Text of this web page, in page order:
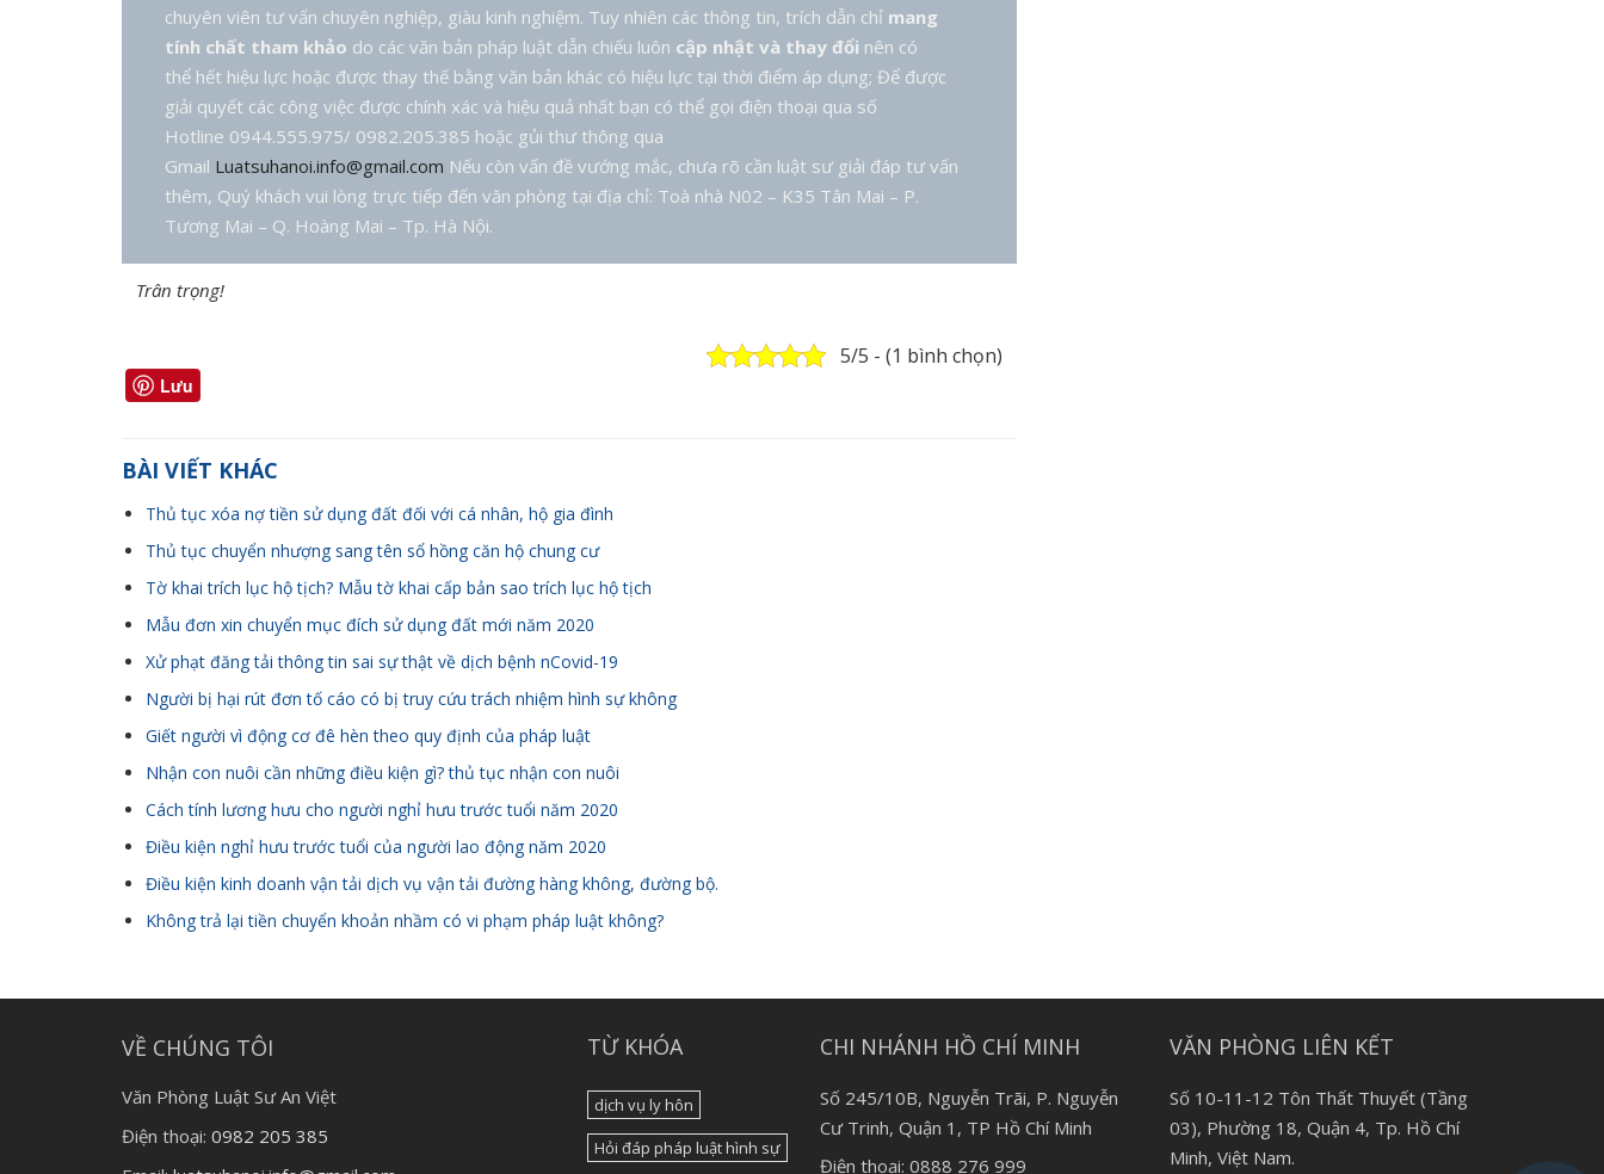
chuyên viên tư vấn chuyên nghiệp, giàu kinh nghiệm. Tuy nhiên các thông tin, trích dẫn chỉ mang
tính chất tham khảo do các văn bản pháp luật dẫn chiếu luôn cập nhật và thay đổi nên có
thể hết hiệu lực hoặc được thay thế bằng văn bản khác có hiệu lực tại thời điểm áp dụng; Để được
giải quyết các công việc được chính xác và hiệu quả nhất bạn có thể gọi điện thoại qua số
Hotline 0944.555.975/ 0982.205.385 hoặc gủi thư thông qua
Gmail Luatsuhanoi.info@gmail.com Nếu còn vấn đề vướng mắc, chưa rõ cần luật sư giải đáp tư vấn
thêm, Quý khách vui lòng trực tiếp đến văn phòng tại địa chỉ: Toà nhà N02 – K35 Tân Mai – P.
Tương Mai – Q. Hoàng Mai – Tp. Hà Nội.
Trân trọng!
5/5 - (1 bình chọn)
Lưu
BÀI VIẾT KHÁC
Thủ tục xóa nợ tiền sử dụng đất đối với cá nhân, hộ gia đình
Thủ tục chuyển nhượng sang tên sổ hồng căn hộ chung cư
Tờ khai trích lục hộ tịch? Mẫu tờ khai cấp bản sao trích lục hộ tịch
Mẫu đơn xin chuyển mục đích sử dụng đất mới năm 2020
Xử phạt đăng tải thông tin sai sự thật về dịch bệnh nCovid-19
Người bị hại rút đơn tố cáo có bị truy cứu trách nhiệm hình sự không
Giết người vì động cơ đê hèn theo quy định của pháp luật
Nhận con nuôi cần những điều kiện gì? thủ tục nhận con nuôi
Cách tính lương hưu cho người nghỉ hưu trước tuổi năm 2020
Điều kiện nghỉ hưu trước tuổi của người lao động năm 2020
Điều kiện kinh doanh vận tải dịch vụ vận tải đường hàng không, đường bộ.
Không trả lại tiền chuyển khoản nhầm có vi phạm pháp luật không?
VỀ CHÚNG TÔI
Văn Phòng Luật Sư An Việt
Điện thoại: 0982 205 385
TỪ KHÓA
dịch vụ ly hôn
Hỏi đáp pháp luật hình sự
CHI NHÁNH HỒ CHÍ MINH
Số 245/10B, Nguyễn Trãi, P. Nguyễn
Cư Trinh, Quận 1, TP Hồ Chí Minh
Điện thoại: 0888 276 999
VĂN PHÒNG LIÊN KẾT
Số 10-11-12 Tôn Thất Thuyết (Tầng
03), Phường 18, Quận 4, Tp. Hồ Chí
Minh, Việt Nam.